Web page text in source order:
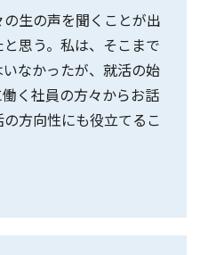
生の声を聞くことが出
思う。私は、そこまで
なかったが、就活の始
く社員の方々からお話
方向性にも役立てるこ